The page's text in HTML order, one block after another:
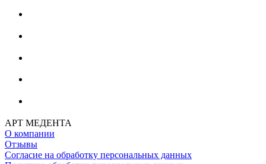
АРТ МЕДЕНТА
О компании
Отзывы
Согласие на обработку персональных данных